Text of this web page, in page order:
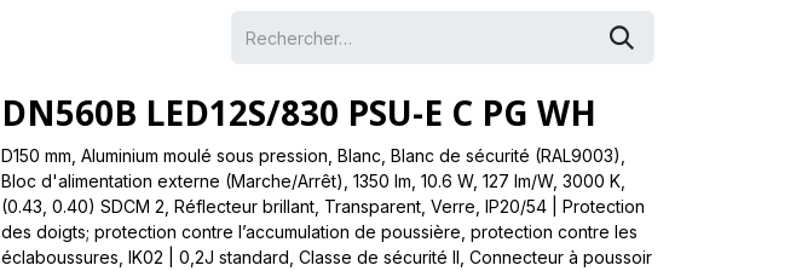
DN560B LED12S/830 PSU-E C PG WH
D150 mm, Aluminium moulé sous pression, Blanc, Blanc de sécurité (RAL9003),
Bloc d'alimentation externe (Marche/Arrêt), 1350 lm, 10.6 W, 127 lm/W, 3000 K,
(0.43, 0.40) SDCM 2, Réflecteur brillant, Transparent, Verre, IP20/54 | Protection
des doigts; protection contre l’accumulation de poussière, protection contre les
éclaboussures, IK02 | 0,2J standard, Classe de sécurité II, Connecteur à poussoir